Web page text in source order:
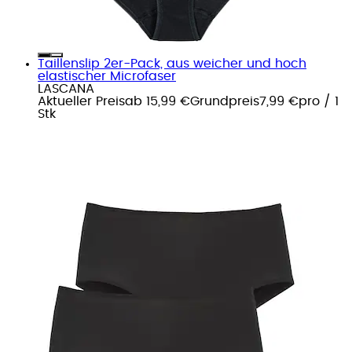
Taillenslip 2er-Pack, aus weicher und hoch
elastischer Microfaser
LASCANA
Aktueller Preisab 15,99 €Grundpreis7,99 €pro / 1
Stk